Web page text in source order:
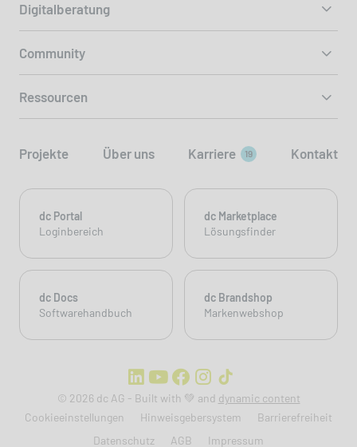
Digitalberatung
Community
Ressourcen
Projekte Über uns Karriere 19 Kontakt
dc Portal
Loginbereich
dc Marketplace
Lösungsfinder
dc Docs
Softwarehandbuch
dc Brandshop
Markenwebshop
© 2026 dc AG - Built with 💚 and dynamic content
Cookieeinstellungen
Hinweisgebersystem
Barrierefreiheit
Datenschutz
AGB Impressum